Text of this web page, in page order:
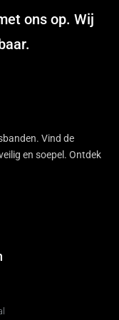
ons op. Wij
Vind de
en soepel. Ontdek